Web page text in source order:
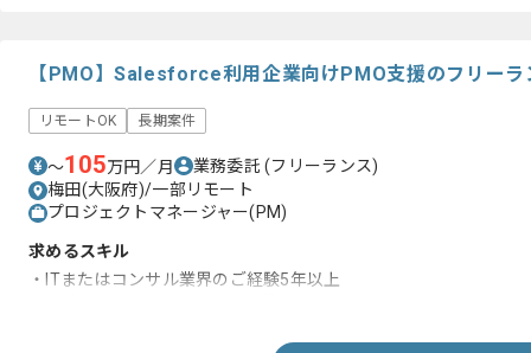
【PMO】Salesforce利用企業向けPMO支援のフリーラ
リモートOK 長期案件
〜105万円／月 業務委託(フリーランス)
梅田(大阪府)/一部リモート
プロジェクトマネージャー(PM)
求めるスキル
・ITまたはコンサル業界のご経験5年以上